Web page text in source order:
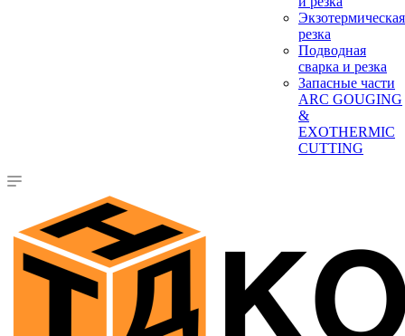
Экзотермическая
резка
Подводная
сварка и резка
Запасные части
ARC GOUGING
&
EXOTHERMIC
CUTTING